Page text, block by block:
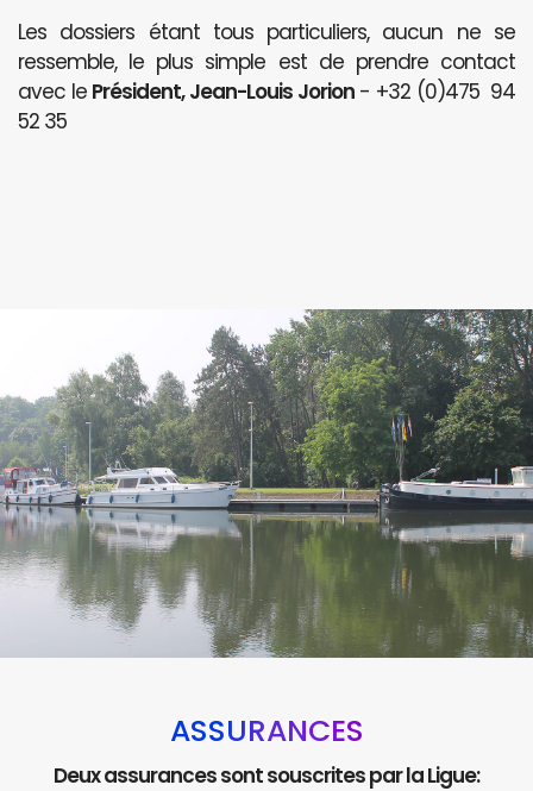
Les dossiers étant tous particuliers, aucun ne se
ressemble, le plus simple est de prendre contact
avec le Président, Jean-Louis Jorion- +32 (0)475 94
52 35
ASSURANCES
Deux assurances sont souscrites par la Ligue: